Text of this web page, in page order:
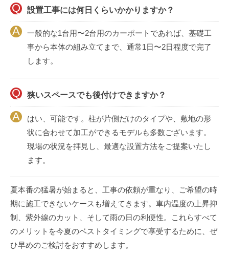
設置工事には何日くらいかかりますか？
一般的な1台用〜2台用のカーポートであれば、基礎工
事から本体の組み立てまで、通常1日〜2日程度で完了
します。
狭いスペースでも後付けできますか？
はい、可能です。柱が片側だけのタイプや、敷地の形
状に合わせて加工ができるモデルも多数ございます。
現場の状況を拝見し、最適な設置方法をご提案いたし
ます。
夏本番の猛暑が始まると、工事の依頼が重なり、ご希望の時
期に施工できないケースも増えてきます。車内温度の上昇抑
制、紫外線のカット、そして雨の日の利便性。これらすべて
のメリットを今夏のベストタイミングで享受するために、ぜ
ひ早めのご検討をおすすめします。